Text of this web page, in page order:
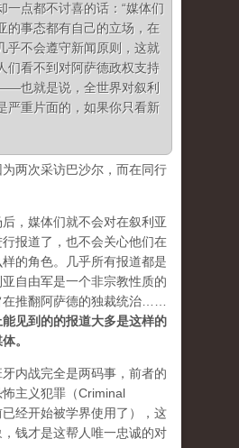
一点都不讨喜的话：“媒体们
的事态都有自己的立场，在
乎不会遵守新闻原则，这就
们看不到对阿萨德政权支持
也就是说，全世界对叙利
严重片面的，如果你只看新
两次采访巴沙尔，而在同行
，媒体们就不会对在叙利亚
报道了，也不会关心他们在
的角色。几乎所有报道都是
自由军是一个非宗教性质的
推翻阿萨德的独裁统治……
能见到的的报道大多是这样的
。
内战完全是两码事，前者的
主义犯罪（Criminal
经开始被学界使用了），这
钱才是这帮人唯一忠诚的对